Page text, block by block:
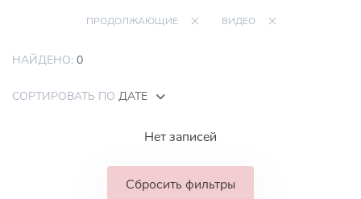
ПРОДОЛЖАЮЩИЕ ВИДЕО
НАЙДЕНО: 0
СОРТИРОВАТЬ ПО ДАТЕ
Нет записей
Сбросить фильтры